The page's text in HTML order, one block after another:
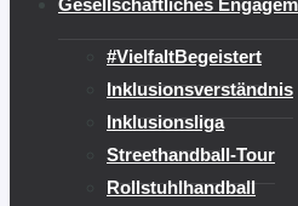
#VielfaltBegeistert
Inklusionsverständnis
Inklusionsliga
Streethandball-Tour
Rollstuhlhandball